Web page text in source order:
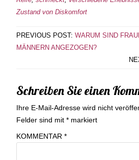
Zustand von Diskomfort
PREVIOUS POST: WARUM SIND
MÄNNERN ANGEZOGEN?
Schreiben Sie einen
Ihre E-Mail-Adresse wird nicht
Felder sind mit * markiert
KOMMENTAR *